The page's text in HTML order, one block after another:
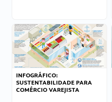
INFOGRÁFICO:
SUSTENTABILIDADE PARA
COMÉRCIO VAREJISTA